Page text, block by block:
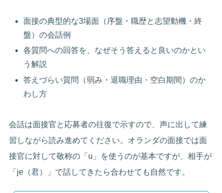
面接の典型的な3場面（序盤・職歴と志望動機・終
盤）の会話例
各質問への回答を、なぜそう答えると良いのかとい
う解説
答えづらい質問（弱み・退職理由・空白期間）のか
わし方
会話は面接官と応募者の往復で示すので、声に出して練
習しながら読み進めてください。オランダの面接では面
接官に対して敬称の「u」を使うのが基本ですが、相手が
「je（君）」で話してきたら合わせても自然です。